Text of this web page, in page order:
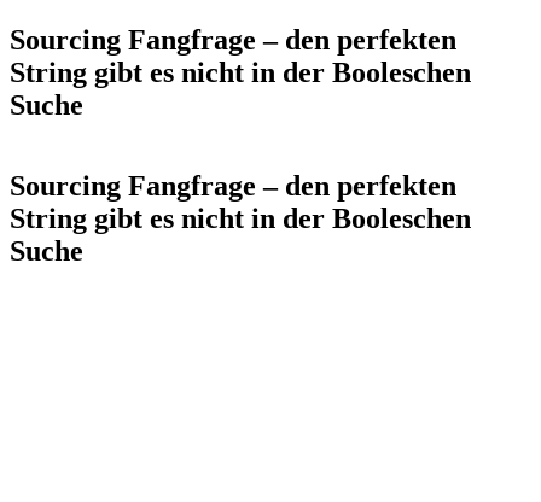
Sourcing Fangfrage – den perfekten
String gibt es nicht in der Booleschen
Suche
Sourcing Fangfrage – den perfekten
String gibt es nicht in der Booleschen
Suche